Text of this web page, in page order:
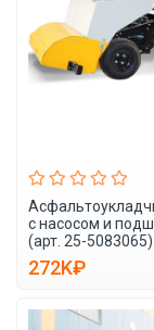
с насосом и
(арт. 25-5083065)
272K₽